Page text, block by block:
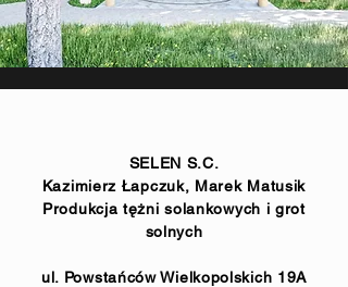
SELEN S.C.
Kazimierz Łapczuk, Marek Matusik
Produkcja tężni solankowych i grot
solnych
ul. Powstańców Wielkopolskich 19A